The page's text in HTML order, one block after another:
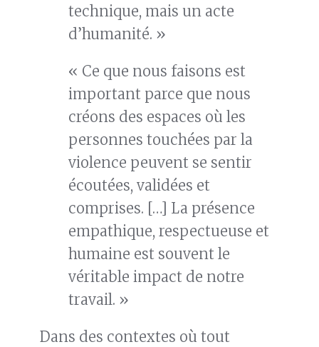
technique, mais un acte
d’humanité. »
« Ce que nous faisons est
important parce que nous
créons des espaces où les
personnes touchées par la
violence peuvent se sentir
écoutées, validées et
comprises. […] La présence
empathique, respectueuse et
humaine est souvent le
véritable impact de notre
travail. »
Dans des contextes où tout